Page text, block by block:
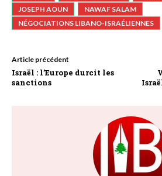
JOSEPH AOUN
NAWAF SALAM
NÉGOCIATIONS LIBANO-ISRAÉLIENNES
Article précédent
Israël : l’Europe durcit les
sanctions